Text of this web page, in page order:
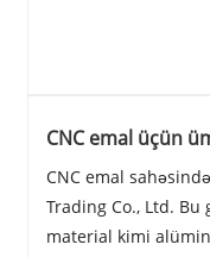
CNC emal üçün
CNC emal
Trading Co., Ltd.
material kimi